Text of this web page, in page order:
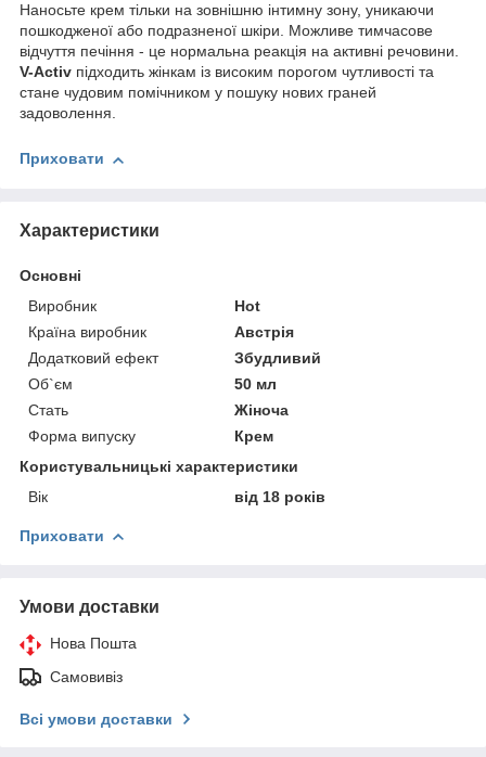
Наносьте крем тільки на зовнішню інтимну зону, уникаючи
пошкодженої або подразненої шкіри. Можливе тимчасове
відчуття печіння - це нормальна реакція на активні речовини.
V-Activ підходить жінкам із високим порогом чутливості та
стане чудовим помічником у пошуку нових граней
задоволення.
Приховати
Характеристики
Основні
Виробник
Hot
Країна виробник
Австрія
Додатковий ефект
Збудливий
Об`єм
50 мл
Стать
Жіноча
Форма випуску
Крем
Користувальницькі характеристики
Вік
від 18 років
Приховати
Умови доставки
Нова Пошта
Самовивіз
Всі умови доставки